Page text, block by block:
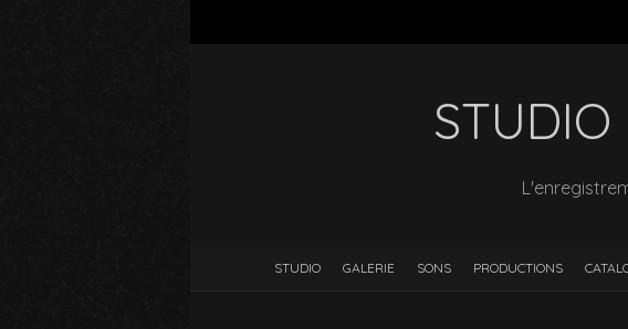
STUDIO
STUDIO GALERIE SONS PRODUCTIONS